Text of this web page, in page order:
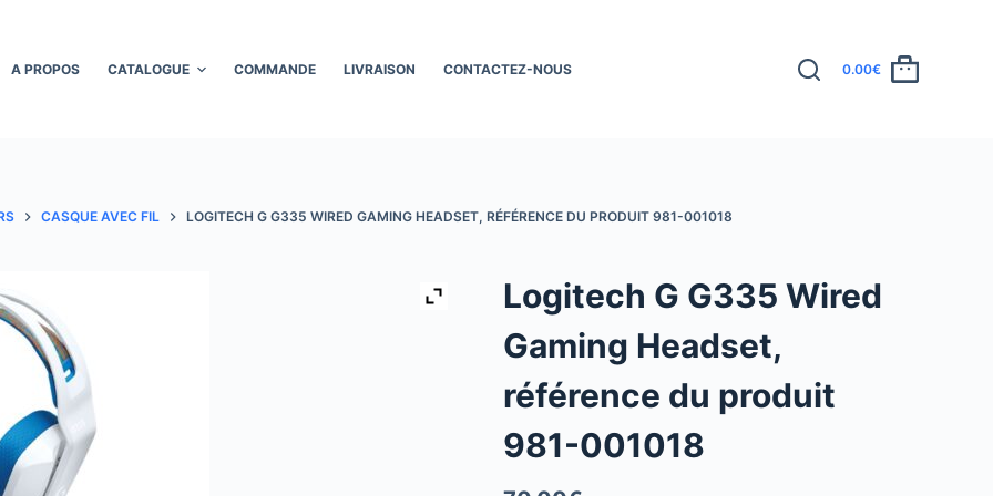
A PROPOS CATALOGUE COMMANDE LIVRAISON CONTACTEZ-NOUS 0.00€
CASQUE AVEC FIL LOGITECH G G335 WIRED GAMING HEADSET, RÉFÉRENCE DU PRODUIT 981-001018
Logitech G G335 Wired
Gaming Headset,
référence du produit
981-001018